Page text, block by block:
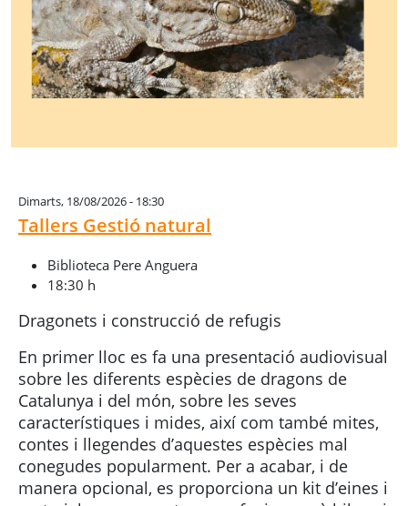
Dimarts, 18/08/2026 - 18:30
Tallers Gestió natural
Biblioteca Pere Anguera
18:30 h
Dragonets i construcció de refugis
En primer lloc es fa una presentació audiovisual
sobre les diferents espècies de dragons de
Catalunya i del món, sobre les seves
característiques i mides, així com també mites,
contes i llegendes d’aquestes espècies mal
conegudes popularment. Per a acabar, i de
manera opcional, es proporciona un kit d’eines i